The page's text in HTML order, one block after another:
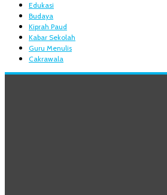
Edukasi
Budaya
Kiprah Paud
Kabar Sekolah
Guru Menulis
Cakrawala